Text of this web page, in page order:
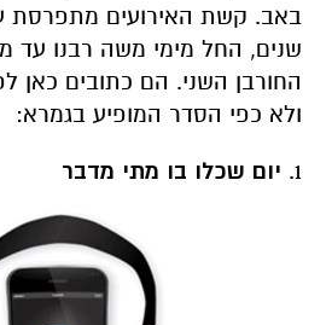
באב. קשת האירועים מתפרסת
שנים, החל מימי משה רבנו עד
החורבן השני. הם כתובים כאן
ולא כפי הסדר המופיע בגמרא:
1. יום שכלו בו מתי מדבר